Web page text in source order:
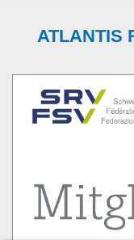
ATLANTIS